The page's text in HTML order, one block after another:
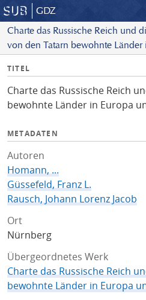
GDZ
Charte das Russische Reich und
von den Tatarn bewohnte Länder
I
f
o
TITEL
Charte das Russische Reich
bewohnte Länder in Europa
METADATEN
Autoren
Homann, ...
Güssefeld, Franz L.
Rausch, Johann Lorenz Jacob
Ort
Nürnberg
Übergeordnetes Werk
Charte das Russische Reich
bewohnte Länder in Europa